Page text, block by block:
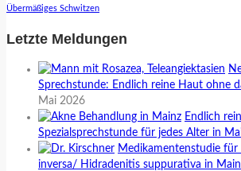
Übermäßiges Schwitzen
Letzte Meldungen
Sprechstunde: Endlich reine Haut ohne
Mai 2026
Endlich
Spezialsprechstunde für jedes Alter in
Medikamentenstudie
inversa/ Hidradenitis suppurativa in